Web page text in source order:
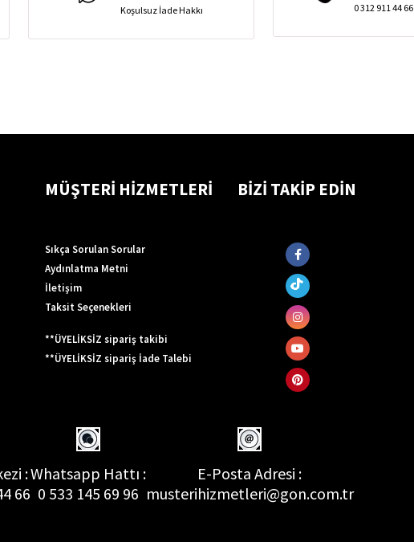
Koşulsuz İade Hakkı 0 312 911 44 66
MÜŞTERİ HİZMETLERİ
Sıkça Sorulan Sorular
Aydınlatma Metni
İletişim
Taksit Seçenekleri
**ÜYELİKSİZ sipariş takibi
**ÜYELİKSİZ sipariş İade Talebi
BİZİ TAKİP EDİN
:
66
Whatsapp Hattı :
0 533 145 69 96
E-Posta Adresi :
musterihizmetleri@gon.com.tr